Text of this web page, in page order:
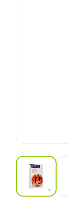
View